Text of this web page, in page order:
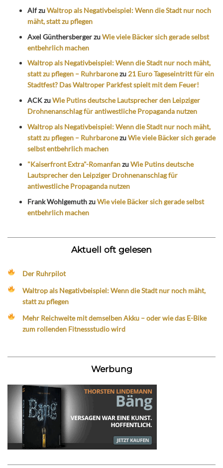
AlfzuWaltrop als Negativbeispiel: Wenn die Stadt nur noch
mäht, statt zu pflegen
Axel GünthersbergerzuWie viele Bäcker sich gerade selbst
entbehrlich machen
Waltrop als Negativbeispiel: Wenn die Stadt nur noch mäht,
statt zu pflegen – Ruhrbaronezu21 Euro Tageseintritt für ein
Stadtfest? Das Waltroper Parkfest spielt mit dem Feuer!
ACKzuWie Putins deutsche Lautsprecher den Leipziger
Drohnenanschlag für antiwestliche Propaganda nutzen
Waltrop als Negativbeispiel: Wenn die Stadt nur noch mäht,
statt zu pflegen – RuhrbaronezuWie viele Bäcker sich gerade
selbst entbehrlich machen
"Kaiserfront Extra"-RomanfanzuWie Putins deutsche
Lautsprecher den Leipziger Drohnenanschlag für
antiwestliche Propaganda nutzen
Frank WohlgemuthzuWie viele Bäcker sich gerade selbst
entbehrlich machen
Aktuell oft gelesen
Der Ruhrpilot
Waltrop als Negativbeispiel: Wenn die Stadt nur noch mäht,
statt zu pflegen
Mehr Reichweite mit demselben Akku – oder wie das E-Bike
zum rollenden Fitnessstudio wird
Werbung